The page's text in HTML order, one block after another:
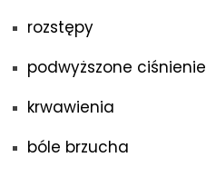
rozstępy
podwyższone ciśnienie
krwawienia
bóle brzucha